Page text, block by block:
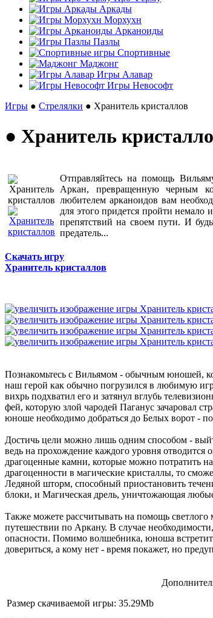
Аркады
Морхухн
Арканоиды
Пазлы
Спортивные
Маджонг
Игры Алавар
Игры Невософт
Игры ● Стрелялки ● Хранитель кристаллов
● Хранитель
Отправляйтесь на помощь
Аркан, превращенную черным
любителем арканоидов вам
для этого придется пройти
препятствий на своем пути. И
предатель...
Скачать игру
Хранитель кристаллов
Познакомьтесь с Вильямом - обычным юношей,
наш герой как обычно погрузился в любимую
вихрь подхватил его и затянул вглубь
фей, которую злой чародей Паганус зачаровал
юноше необходимо добраться до Белых ворот -
Достичь цели можно лишь одним способом -
ведь на прохождение каждого уровня отводится
драгоценные камни, которые можно потратить
драгоценности в магические кристаллы, то
Ледяной шторм, способный приостановить
блоки, и Магическая дрель, уничтожающая
Также можете рассчитывать на помощь
путешествии по Аркану. В случае
опасности. Помимо волшебника, юноша
довериться, а кому нет - время покажет, но
Размер скачиваемой игры: 35.29Mb